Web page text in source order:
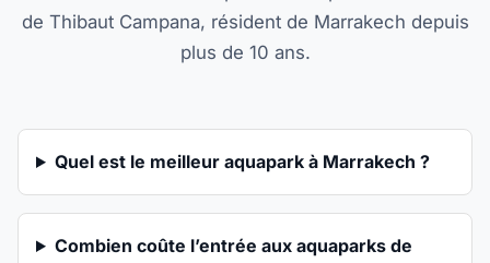
de Thibaut Campana, résident de Marrakech depuis
plus de 10 ans.
Quel est le meilleur aquapark à Marrakech ?
Combien coûte l’entrée aux aquaparks de